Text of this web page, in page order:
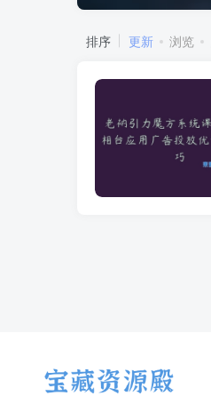
排序 更新 浏览